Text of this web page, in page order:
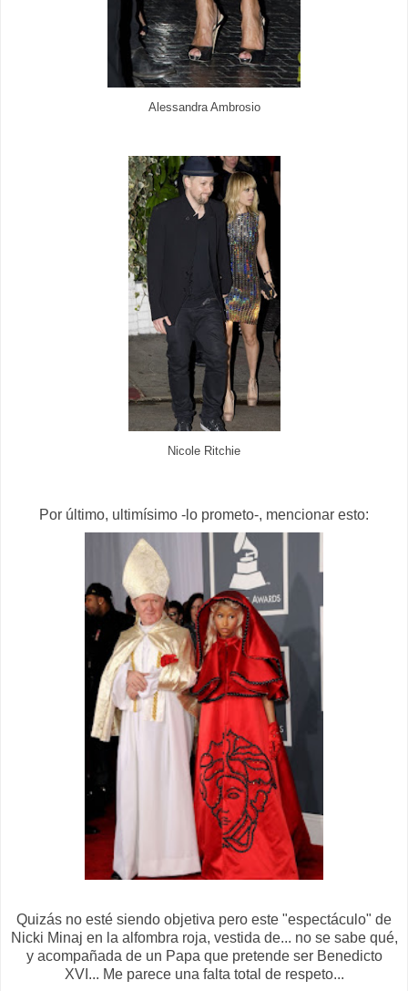
Alessandra Ambrosio
Nicole Ritchie
Por último, ultimísimo -lo prometo-, mencionar esto:
Quizás no esté siendo objetiva pero este "espectáculo" de
Nicki Minaj en la alfombra roja, vestida de... no se sabe qué,
y acompañada de un Papa que pretende ser Benedicto
XVI... Me parece una falta total de respeto...